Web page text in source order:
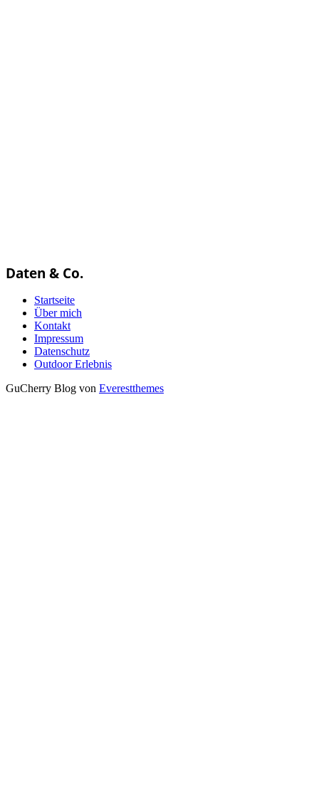
Daten & Co.
Startseite
Über mich
Kontakt
Impressum
Datenschutz
Outdoor Erlebnis
GuCherry Blog von Everestthemes